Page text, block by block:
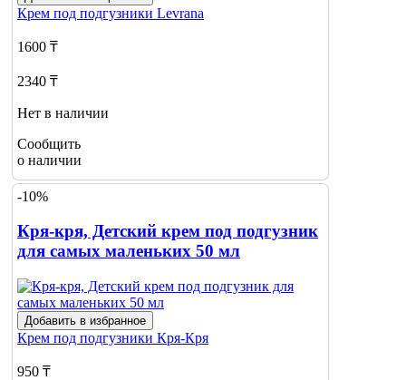
Крем под подгузники Levrana
1600 ₸
2340 ₸
Нет в наличии
Сообщить
о наличии
-10%
Кря-кря, Детский крем под подгузник
для самых маленьких 50 мл
Добавить в избранное
Крем под подгузники Кря-Кря
950 ₸